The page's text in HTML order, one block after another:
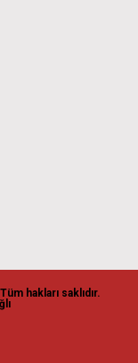
hakları saklıdır.